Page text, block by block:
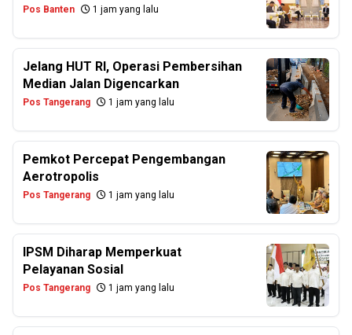
Pos Banten 1 jam yang lalu
Jelang HUT RI, Operasi Pembersihan
Median Jalan Digencarkan
Pos Tangerang 1 jam yang lalu
Pemkot Percepat Pengembangan
Aerotropolis
Pos Tangerang 1 jam yang lalu
IPSM Diharap Memperkuat
Pelayanan Sosial
Pos Tangerang 1 jam yang lalu